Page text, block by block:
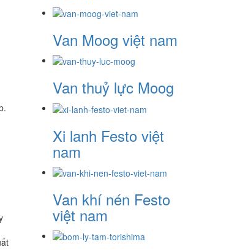
Van Moog việt nam
Van thuỷ lực Moog
Xi lanh Festo việt
nam
Van khí nén Festo
việt nam